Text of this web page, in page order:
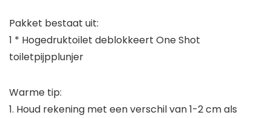
Pakket bestaat uit:
1 * Hogedruktoilet deblokkeert One Shot
toiletpijpplunjer
Warme tip:
1. Houd rekening met een verschil van 1-2 cm als